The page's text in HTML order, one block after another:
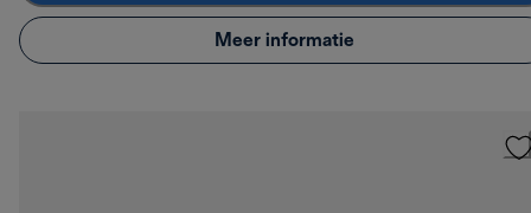
Meer informatie